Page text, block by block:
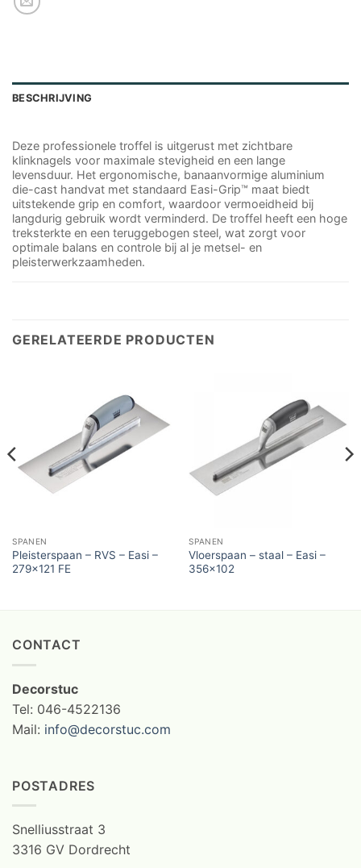
BESCHRIJVING
Deze professionele troffel is uitgerust met zichtbare
klinknagels voor maximale stevigheid en een lange
levensduur. Het ergonomische, banaanvormige aluminium
die-cast handvat met standaard Easi-Grip™ maat biedt
uitstekende grip en comfort, waardoor vermoeidheid bij
langdurig gebruik wordt verminderd. De troffel heeft een hoge
treksterkte en een teruggebogen steel, wat zorgt voor
optimale balans en controle bij al je metsel- en
pleisterwerkzaamheden.
GERELATEERDE PRODUCTEN
SPANEN
Pleisterspaan – RVS – Easi –
279×121 FE
SPANEN
Vloerspaan – staal – Easi –
356×102
CONTACT
Decorstuc
Tel: 046-4522136
Mail: info@decorstuc.com
POSTADRES
Snelliusstraat 3
3316 GV Dordrecht